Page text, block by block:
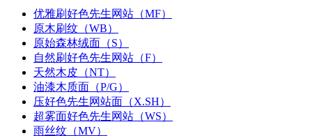
优雅刷好色先生网站（MF）
原木刷纹（WB）
原始森林绒面（S）
自然刷好色先生网站（F）
天然木皮（NT）
油漆木质面（P/G）
压好色先生网站面（X.SH）
超雾面好色先生网站（WS）
雨丝纹（MV）